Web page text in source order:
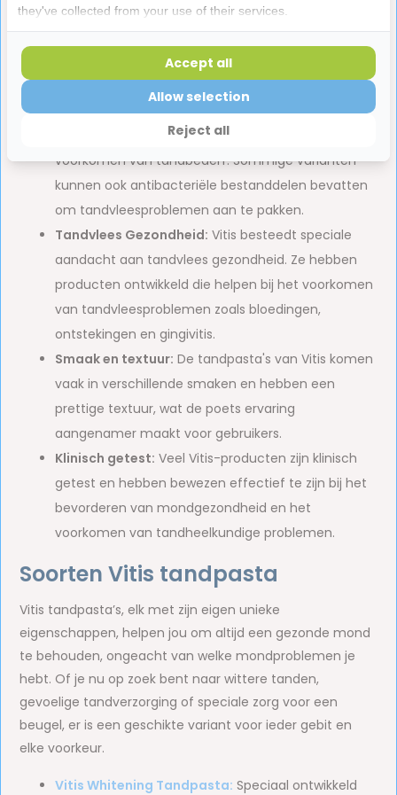
tandplakbestrijding. Hierdoor kunnen consumenten
de tandpasta kiezen die het beste bij hun situatie
bevatten actieve ingrediënten zoals fluoride, dat
helpt bij het versterken van tandglazuur en het
voorkomen van tandbederf. Sommige varianten
kunnen ook antibacteriële bestanddelen bevatten
om tandvleesproblemen aan te pakken.
Tandvlees Gezondheid: Vitis besteedt speciale
aandacht aan tandvlees gezondheid. Ze hebben
producten ontwikkeld die helpen bij het voorkomen
van tandvleesproblemen zoals bloedingen,
ontstekingen en gingivitis.
Smaak en textuur: De tandpasta's van Vitis komen
vaak in verschillende smaken en hebben een
prettige textuur, wat de poets ervaring
aangenamer maakt voor gebruikers.
Klinisch getest: Veel Vitis-producten zijn klinisch
getest en hebben bewezen effectief te zijn bij het
bevorderen van mondgezondheid en het
voorkomen van tandheelkundige problemen.
Soorten Vitis tandpasta
Vitis tandpasta’s, elk met zijn eigen unieke
eigenschappen, helpen jou om altijd een gezonde mond
te behouden, ongeacht van welke mondproblemen je
hebt. Of je nu op zoek bent naar wittere tanden,
gevoelige tandverzorging of speciale zorg voor een
beugel, er is een geschikte variant voor ieder gebit en
elke voorkeur.
Vitis Whitening Tandpasta: Speciaal ontwikkeld
they've collected from your use of their services.
Reject all
Allow selection
Accept all